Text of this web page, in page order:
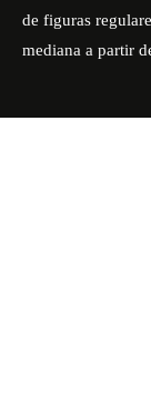
de figuras
mediana a partir